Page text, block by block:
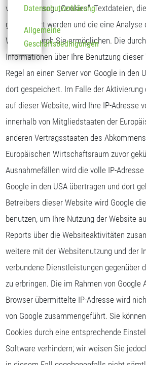
Datenschutzerklärung
Allgemeine
Geschäftsbedingungen
verwendet sog. „Cookies“, Textdateien,
gespeichert werden und die eine Analyse
Website durch Sie ermöglichen. Die
Informationen über Ihre Benutzung
Regel an einen Server von Google in den
dort gespeichert. Im Falle der Aktivierung
auf dieser Website, wird Ihre IP-Adresse
innerhalb von Mitgliedstaaten der
anderen Vertragsstaaten des
Europäischen Wirtschaftsraum zuvor
Ausnahmefällen wird die volle IP-Adresse
Google in den USA übertragen und dort
Betreibers dieser Website wird Google
benutzen, um Ihre Nutzung der Website
Reports über die Websiteaktivitäten
weitere mit der Websitenutzung und der
verbundene Dienstleistungen gegenüber
zu erbringen. Die im Rahmen von Google
Browser übermittelte IP-Adresse wird
von Google zusammengeführt. Sie
Cookies durch eine entsprechende
Software verhindern; wir weisen Sie